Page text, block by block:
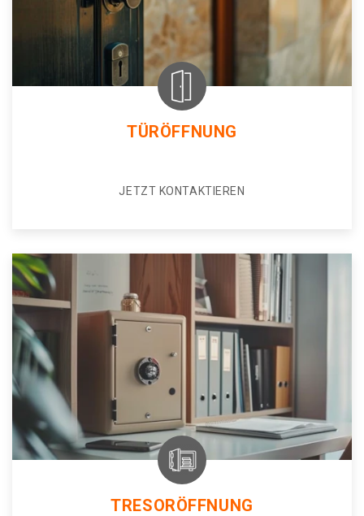
TÜRÖFFNUNG
JETZT KONTAKTIEREN
TRESORÖFFNUNG